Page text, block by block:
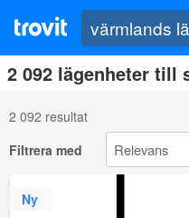
2 092 lägenheter till
2 092 resultat
Filtrera med
Ny